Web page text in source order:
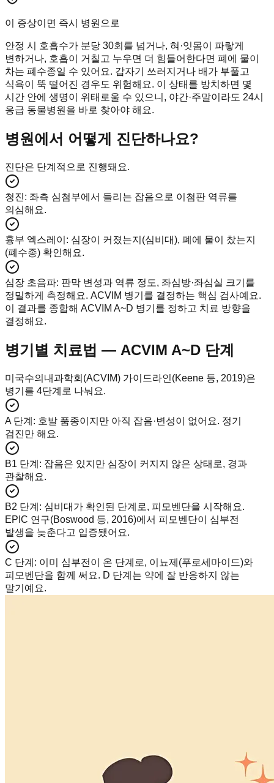
이 증상이면 즉시 병원으로
안정 시 호흡수가 분당 30회를 넘거나, 혀·잇몸이 파랗게
변하거나, 호흡이 거칠고 누우면 더 힘들어한다면 폐에 물이
차는 폐수종일 수 있어요. 갑자기 쓰러지거나 배가 부풀고
식욕이 뚝 떨어진 경우도 위험해요. 이 상태를 방치하면 몇
시간 안에 생명이 위태로울 수 있으니, 야간·주말이라도 24시
응급 동물병원을 바로 찾아야 해요.
병원에서 어떻게 진단하나요?
진단은 단계적으로 진행돼요.
청진: 좌측 심첨부에서 들리는 잡음으로 이첨판 역류를
의심해요.
흉부 엑스레이 : 심장이 커졌는지(심비대), 폐에 물이 찼는지
(폐수종) 확인해요.
심장 초음파: 판막 변성과 역류 정도, 좌심방·좌심실 크기를
정밀하게 측정해요. ACVIM 병기를 결정하는 핵심 검사예요.
이 결과를 종합해 ACVIM A~D 병기를 정하고 치료 방향을
결정해요.
병기별 치료법 — ACVIM A~D 단계
미국수의내과학회(ACVIM) 가이드라인(Keene 등, 2019)은
병기를 4단계로 나눠요.
A 단계 : 호발 품종이지만 아직 잡음·변성이 없어요. 정기
검진만 해요.
B1 단계 : 잡음은 있지만 심장이 커지지 않은 상태로, 경과
관찰해요.
B2 단계 : 심비대가 확인된 단계로, 피모벤단을 시작해요.
EPIC 연구(Boswood 등, 2016)에서 피모벤단이 심부전
발생을 늦춘다고 입증됐어요.
C 단계 : 이미 심부전이 온 단계로, 이뇨제(푸로세마이드)와
피모벤단을 함께 써요. D 단계는 약에 잘 반응하지 않는
말기예요.